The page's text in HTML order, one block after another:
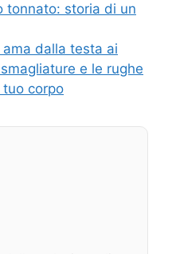
tonnato: storia di un
dalla testa ai
e le rughe
tuo corpo